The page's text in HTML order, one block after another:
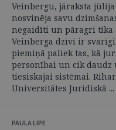
Veinbergu, jāraksta
nosvinēja savu
negaidīti un pāragri tika
Veinberga dzīvi ir
piemiņā paliek tas, kā
personībai un cik daudz
tiesiskajai sistēmai.
Universitātes Juridiskā ...
PAULA LIPE